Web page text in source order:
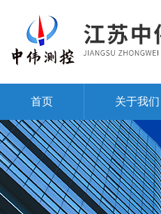
首页 关于我们